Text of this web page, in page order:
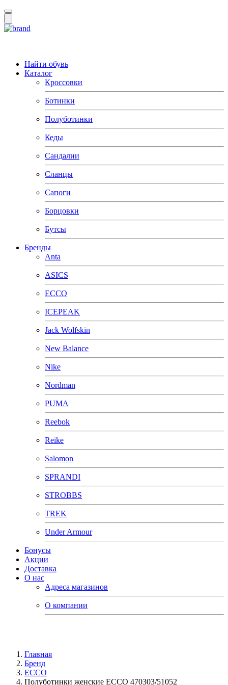
Найти обувь
Каталог
Кроссовки
Ботинки
Полуботинки
Кеды
Сандалии
Сланцы
Сапоги
Борцовки
Бутсы
Бренды
Anta
ASICS
ECCO
ICEPEAK
Jack Wolfskin
New Balance
Nike
Nordman
PUMA
Reebok
Reike
Salomon
SPRANDI
STROBBS
TREK
Under Armour
Бонусы
Акции
Доставка
О нас
Адреса магазинов
О компании
Главная
Бренд
ECCO
Полуботинки женские ECCO 470303/51052